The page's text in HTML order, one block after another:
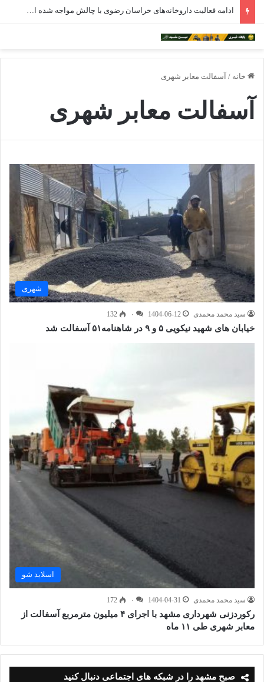
ادامه فعالیت داروخانه‌های خراسان رضوی با چالش مواجه شده است
خانه / آسفالت معابر شهری
آسفالت معابر شهری
شهری
سید محمد محمدی 1404-06-12 ۰ 132
خیابان های شهید نیکویی ۵ و ۹ در شاهنامه۵۱ آسفالت شد
اسلاید شو
سید محمد محمدی 1404-04-31 ۰ 172
رکوردزنی شهرداری مشهد با اجرای ۴ میلیون مترمربع آسفالت از
معابر شهری طی ۱۱ ماه
صبح مشهد را در شبکه های اجتماعی دنبال کنید